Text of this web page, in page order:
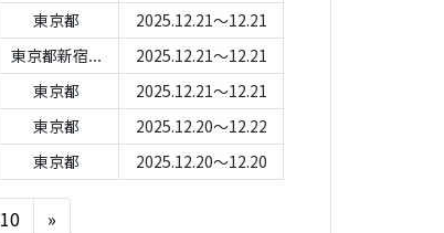
東京都
2025.12.21～12.21
東京都新宿...
2025.12.21～12.21
東京都
2025.12.21～12.21
東京都
2025.12.20～12.22
東京都 2025.12.20～12.20
10 »